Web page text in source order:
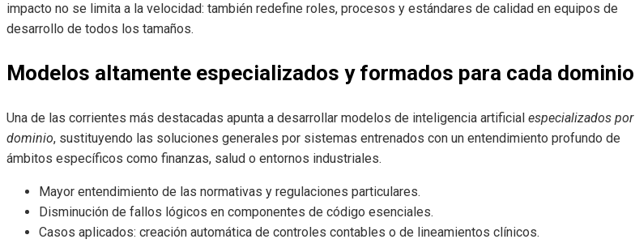
impacto no se limita a la velocidad: también redefine roles, procesos y estándares de calidad en equipos de
desarrollo de todos los tamaños.
Modelos altamente especializados y formados para cada dominio
Una de las corrientes más destacadas apunta a desarrollar modelos de inteligencia artificial especializados por
dominio, sustituyendo las soluciones generales por sistemas entrenados con un entendimiento profundo de
ámbitos específicos como finanzas, salud o entornos industriales.
Mayor entendimiento de las normativas y regulaciones particulares.
Disminución de fallos lógicos en componentes de código esenciales.
Casos aplicados: creación automática de controles contables o de lineamientos clínicos.